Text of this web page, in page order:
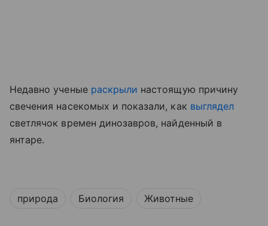
Недавно ученые раскрыли настоящую причину
свечения насекомых и показали, как выглядел
светлячок времен динозавров, найденный в
янтаре.
природа Биология Животные